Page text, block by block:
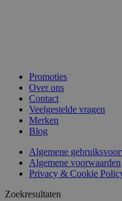
Promoties
Over ons
Contact
Veelgestelde vragen
Merken
Blog
Algemene
Algemene voorwaarden
Privacy & Cookie
Zoekresultaten